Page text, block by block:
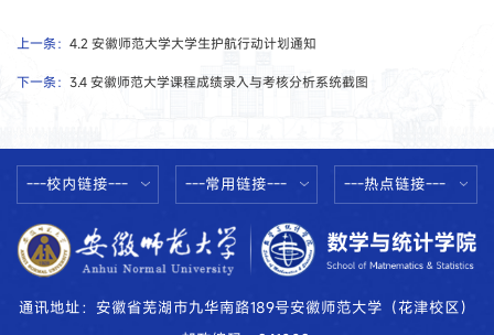
上一条： 4.2 安徽师范大学大学生护航行动计划通知
下一条： 3.4 安徽师范大学课程成绩录入与考核分析系统截图
---校内链接--- ---常用链接--- ---热点链接---
通讯地址：安徽省芜湖市九华南路189号安徽师范大学（花津校区）